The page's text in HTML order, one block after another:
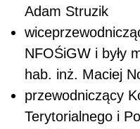
Adam Struzik
NFOŚiGW i były
hab. inż. Maciej
przewodniczący
Terytorialnego i